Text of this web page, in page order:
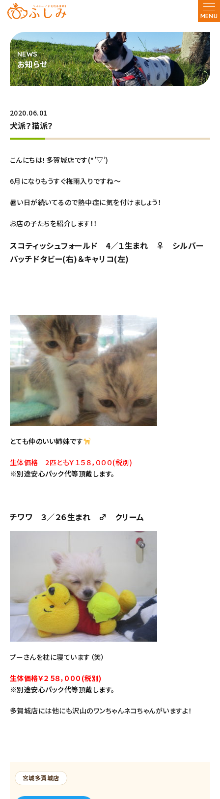
MENU
お知らせ
2020.06.01
犬派？猫派？
こんにちは！多賀城店です(*’▽’)
6月になりもうすぐ梅雨入りですね～
暑い日が続いてるので熱中症に気を付けましょう！
お店の子たちを紹介します！！
スコティッシュフォールド 4／１生まれ ♀ シルバー
パッチドタビー(右)＆キャリコ(左)
とても仲のいい姉妹です
生体価格 2匹とも￥１５８，０００(税別)
※別途安心パック代等頂戴します。
チワワ ３／２６生まれ ♂ クリーム
プーさんを枕に寝ています（笑）
生体価格￥２５８，０００(税別)
※別途安心パック代等頂戴します。
多賀城店には他にも沢山のワンちゃんネコちゃんがいますよ！
宮城多賀城店